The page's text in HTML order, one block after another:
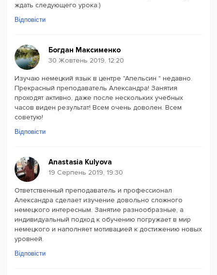
ждать следующего урока:)
Відповісти
Богдан Максименко
30 Жовтень 2019, 12:20
Изучаю немецкий язык в центре "Апельсин " недавно.
Прекрасный преподаватель Александра! Занятия
проходят активно, даже после нескольких учебных
часов виден результат! Всем очень доволен. Всем
советую!
Відповісти
Anastasia Kulyova
19 Серпень 2019, 19:30
Ответственный преподаватель и профессионал
Александра сделает изучение довольно сложного
немецкого интересным. Занятие разнообразные, а
индивидуальный подход к обучению погружает в мир
немецкого и наполняет мотивацией к достижению новых
уровней.
Відповісти